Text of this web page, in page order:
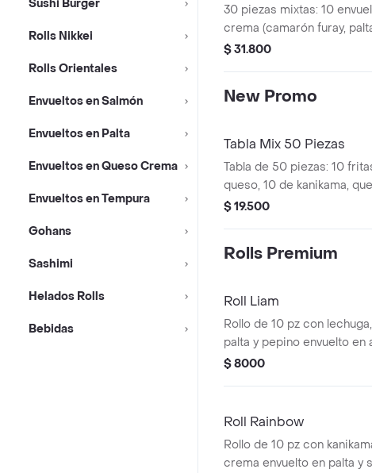
Sushi Burger
Rolls Nikkei
Rolls Orientales
Envueltos en Salmón
Envueltos en Palta
Envueltos en Queso Crema
Envueltos en Tempura
Gohans
Sashimi
Helados Rolls
Bebidas
30 piezas mixtas: 10
crema (camarón furay,
envueltas en palta (salmón,
$ 31.800
New Promo
Tabla Mix 50 Piezas
Tabla de 50 piezas: 10
queso, 10 de kanikama,
10 envueltas en palta con
palta.
$ 19.500
Rolls Premium
Roll Liam
Rollo de 10 pz con
palta y pepino envuelto en
$ 8000
Roll Rainbow
Rollo de 10 pz con
crema envuelto en palta y